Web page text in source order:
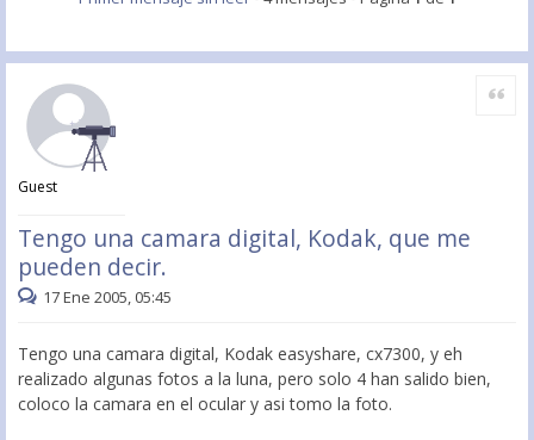
Guest
Tengo una camara digital, Kodak, que me
pueden decir.
Citar
17 Ene 2005, 05:45
Tengo una camara digital, Kodak easyshare, cx7300, y eh
realizado algunas fotos a la luna, pero solo 4 han salido bien,
coloco la camara en el ocular y asi tomo la foto.